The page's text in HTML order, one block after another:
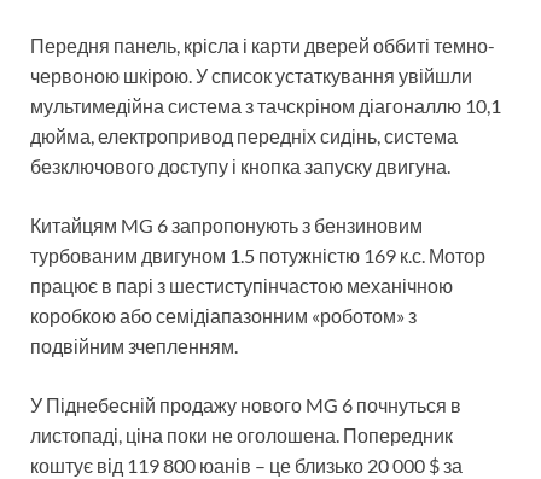
Передня панель, крісла і карти дверей оббиті темно-
червоною шкірою. У список устаткування увійшли
мультимедійна система з тачскріном діагоналлю 10,1
дюйма, електропривод передніх сидінь, система
безключового доступу і кнопка запуску двигуна.
Китайцям MG 6 запропонують з бензиновим
турбованим двигуном 1.5 потужністю 169 к.с. Мотор
працює в парі з шестиступінчастою механічною
коробкою або семідіапазонним «роботом» з
подвійним зчепленням.
У Піднебесній продажу нового MG 6 почнуться в
листопаді, ціна поки не оголошена. Попередник
коштує від 119 800 юанів – це близько 20 000 $ за